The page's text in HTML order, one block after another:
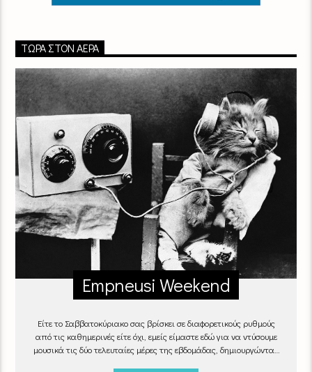
ΤΏΡΑ ΣΤΟΝ ΑΈΡΑ
Empneusi Weekend
Είτε το Σαββατοκύριακο σας βρίσκει σε διαφορετικούς ρυθμούς
από τις καθημερινές είτε όχι, εμείς είμαστε εδώ για να ντύσουμε
μουσικά τις δύο τελευταίες μέρες της εβδομάδας, δημιουργώντας